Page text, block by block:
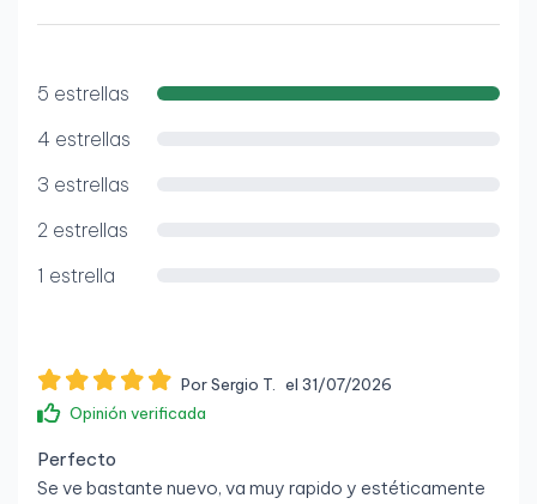
5 estrellas
4 estrellas
3 estrellas
2 estrellas
1 estrella
Por Sergio T.
el 31/07/2026
Opinión verificada
Perfecto
Se ve bastante nuevo, va muy rapido y estéticamente